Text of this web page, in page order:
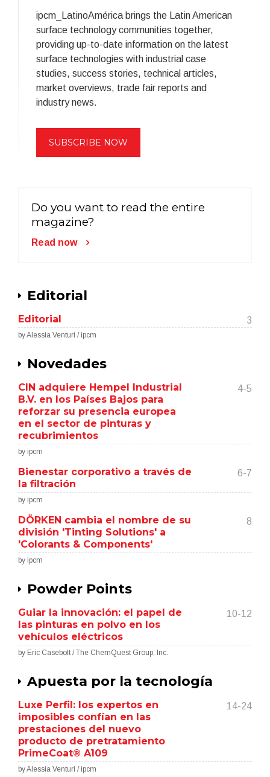
ipcm_LatinoAmérica brings the Latin American
surface technology communities together,
providing up-to-date information on the latest
surface technologies with industrial case
studies, success stories, technical articles,
market overviews, trade fair reports and
industry news.
SUBSCRIBE NOW
Do you want to read the entire
magazine?
Read now
Editorial
Editorial 3
by Alessia Venturi / ipcm
Novedades
CIN adquiere Hempel Industrial
B.V. en los Países Bajos para
reforzar su presencia europea
en el sector de pinturas y
recubrimientos
4-5
by ipcm
Bienestar corporativo a través de
la filtración
6-7
by ipcm
DÖRKEN cambia el nombre de su
división 'Tinting Solutions' a
'Colorants & Components'
8
by ipcm
Powder Points
Guiar la innovación: el papel de
las pinturas en polvo en los
vehículos eléctricos
10-12
by Eric Casebolt / The ChemQuest Group, Inc.
Apuesta por la tecnología
Luxe Perfil: los expertos en
imposibles confían en las
prestaciones del nuevo
producto de pretratamiento
PrimeCoat® A109
14-24
by Alessia Venturi / ipcm